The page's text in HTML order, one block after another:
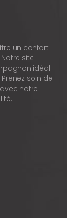
un confort
site
idéal
soin de
notre